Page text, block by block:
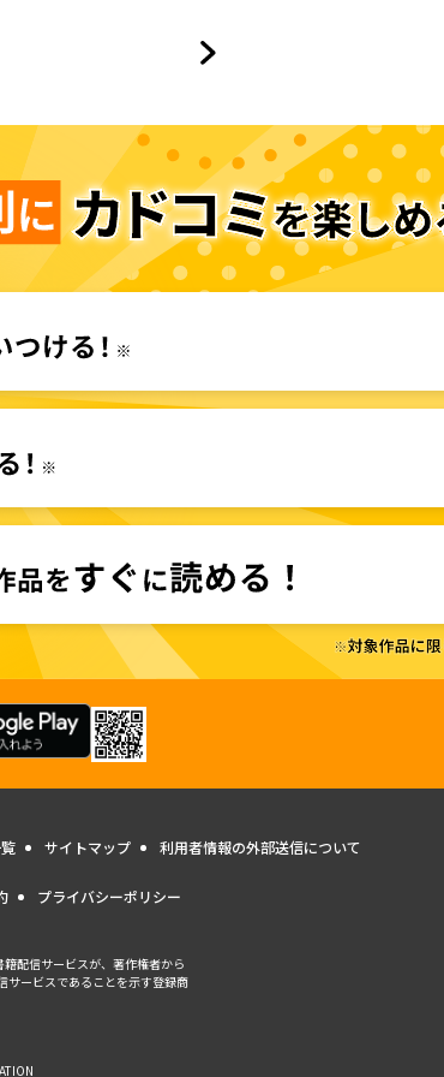
サイトマップ 利用者情報の外部送信について
プライバシーポリシー
配信サービスが、著作権者から
サービスであることを示す登録商